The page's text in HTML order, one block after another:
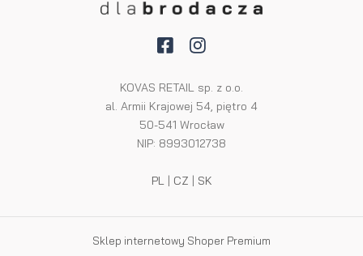
KOVAS RETAIL sp. z o.o.
al. Armii Krajowej 54, piętro 4
50-541 Wrocław
NIP: 8993012738
PL| CZ SK
Sklep internetowy Shoper Premium